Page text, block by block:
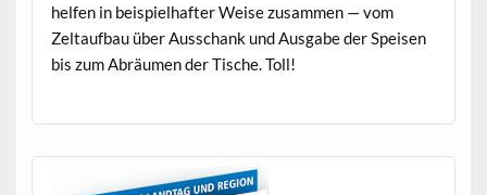
helfen in beispiel­hafter Weise zusam­men — vom
Zeltauf­bau über Auss­chank und Aus­gabe der Speisen
bis zum Abräu­men der Tis­che. Toll!